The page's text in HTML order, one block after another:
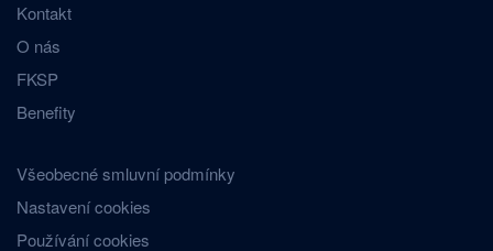
Kontakt
O nás
FKSP
Benefity
Všeobecné smluvní podmínky
Nastavení cookies
Používání cookies